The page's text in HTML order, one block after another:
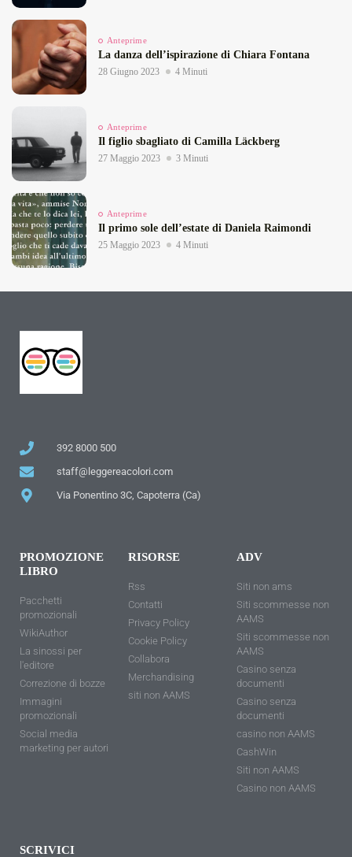
Anteprime
La danza dell’ispirazione di Chiara Fontana
28 Giugno 2023 4 Minuti
Anteprime
Il figlio sbagliato di Camilla Läckberg
27 Maggio 2023 3 Minuti
Anteprime
Il primo sole dell’estate di Daniela Raimondi
25 Maggio 2023 4 Minuti
392 8000 500
staff@leggereacolori.com
Via Ponentino 3C, Capoterra (Ca)
PROMOZIONE
LIBRO
Pacchetti
promozionali
WikiAuthor
La sinossi per
l'editore
Correzione di bozze
Immagini
promozionali
Social media
marketing per autori
RISORSE
Rss
Contatti
Privacy Policy
Cookie Policy
Collabora
Merchandising
siti non AAMS
ADV
Siti non ams
Siti scommesse non
AAMS
Siti scommesse non
AAMS
Casino senza
documenti
Casino senza
documenti
casino non AAMS
CashWin
Siti non AAMS
Casino non AAMS
SCRIVICI